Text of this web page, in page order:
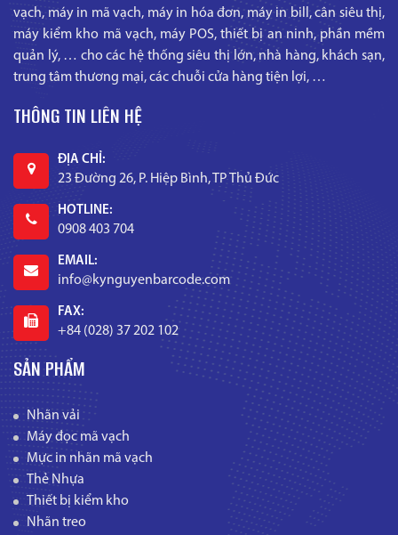
vạch, máy in mã vạch, máy in hóa đơn, máy in bill, cân siêu thị,
máy kiểm kho mã vạch, máy POS, thiết bị an ninh, phần mềm
quản lý, … cho các hệ thống siêu thị lớn, nhà hàng, khách sạn,
trung tâm thương mại, các chuỗi cửa hàng tiện lợi, …
THÔNG TIN LIÊN HỆ
ĐỊA CHỈ:
23 Đường 26, P. Hiệp Bình, TP Thủ Đức
HOTLINE:
0908 403 704
EMAIL:
info@kynguyenbarcode.com
FAX:
+84 (028) 37 202 102
SẢN PHẨM
Nhãn vải
Máy đọc mã vạch
Mực in nhãn mã vạch
Thẻ Nhựa
Thiết bị kiểm kho
Nhãn treo